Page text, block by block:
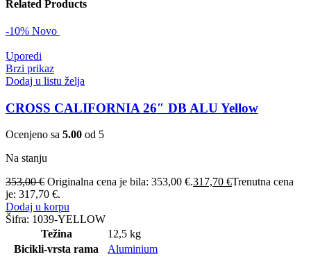
Related Products
-10% Novo
Uporedi
Brzi prikaz
Dodaj u listu želja
CROSS CALIFORNIA 26″ DB ALU Yellow
Ocenjeno sa 5.00 od 5
Na stanju
353,00€ Originalna cena je bila: 353,00 €.317,70 €Trenutna cena
je: 317,70 €.
Dodaj u korpu
Šifra: 1039-YELLOW
Težina
12,5 kg
Bicikli-vrsta rama
Aluminium